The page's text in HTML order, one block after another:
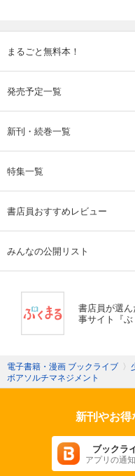
まるごと無料本！
発売予定一覧
新刊・続巻一覧
特集一覧
書店員おすすめレビュー
みんなの公開リスト
書店員が選
事サイト『ぶ
電子書籍・漫画 ブックライブ 〉
ボアソルチマネジメント
新刊やお得
ブックラ
アプリの通